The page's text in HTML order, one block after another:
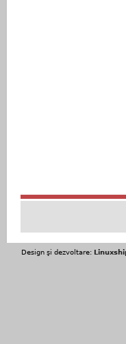
Design şi dezvoltare: